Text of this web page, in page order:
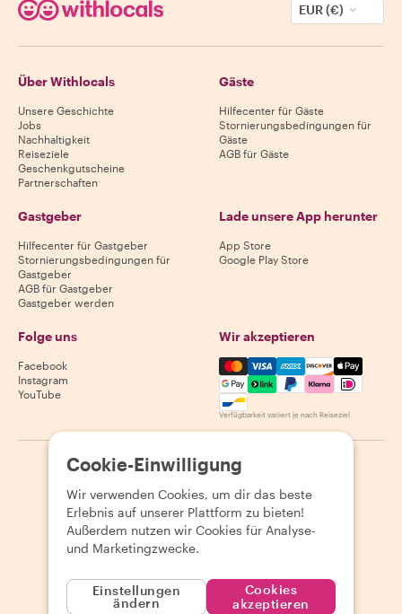
EUR (€)
Über Withlocals
Unsere Geschichte
Jobs
Nachhaltigkeit
Reiseziele
Geschenkgutscheine
Partnerschaften
Gäste
Hilfecenter für Gäste
Stornierungsbedingungen für
Gäste
AGB für Gäste
Gastgeber
Hilfecenter für Gastgeber
Stornierungsbedingungen für
Gastgeber
AGB für Gastgeber
Gastgeber werden
Lade unsere App herunter
App Store
Google Play Store
Folge uns
Facebook
Instagram
YouTube
Wir akzeptieren
Mastercard, Visa, Amex,
Verfügbarkeit variiert je nach Reiseziel
2026 Withlocals.com | Datenschutzerklärung
Seitenübersicht
Cookie-Einwilligung
Wir verwenden Cookies, um dir das beste
Erlebnis auf unserer Plattform zu bieten!
Außerdem nutzen wir Cookies für Analyse-
und Marketingzwecke.
Einstellungen
ändern
Cookies
akzeptieren